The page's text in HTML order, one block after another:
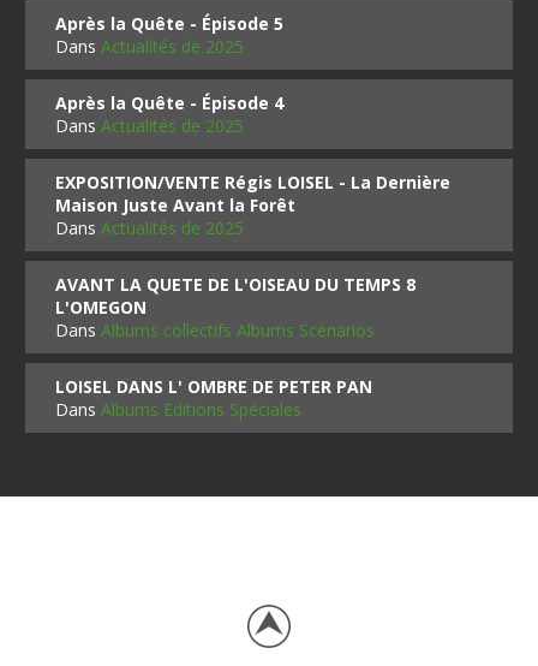
Après la Quête - Épisode 5
DansActualités de 2025
Après la Quête - Épisode 4
DansActualités de 2025
EXPOSITION/VENTE Régis LOISEL - La Dernière
Maison Juste Avant la Forêt
DansActualités de 2025
AVANT LA QUETE DE L'OISEAU DU TEMPS 8
L'OMEGON
DansAlbums collectifs Albums Scénarios
LOISEL DANS L' OMBRE DE PETER PAN
DansAlbums Editions Spéciales